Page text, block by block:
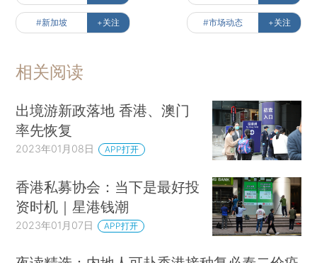
#新加坡 +关注 #市场动态 +关注
相关阅读
出境游新政落地 香港、澳门
率先恢复
2023年01月08日 APP打开
香港私募协会：当下是最好投
资时机｜星港钱潮
2023年01月07日 APP打开